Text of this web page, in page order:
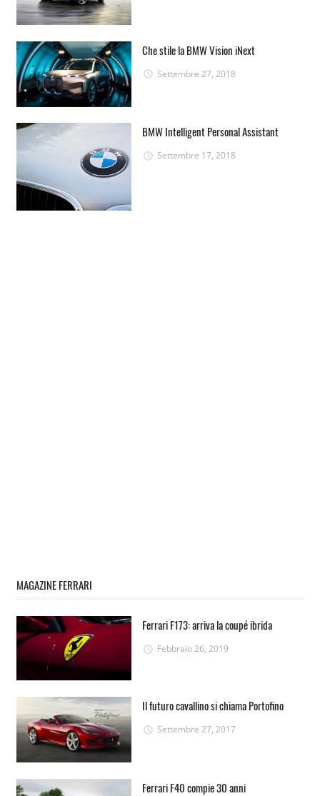
Che stile la BMW Vision iNext
Settembre 27, 2018
BMW Intelligent Personal Assistant
Settembre 17, 2018
MAGAZINE FERRARI
Ferrari F173: arriva la coupé ibrida
Febbraio 26, 2019
Il futuro cavallino si chiama Portofino
Settembre 27, 2017
Ferrari F40 compie 30 anni